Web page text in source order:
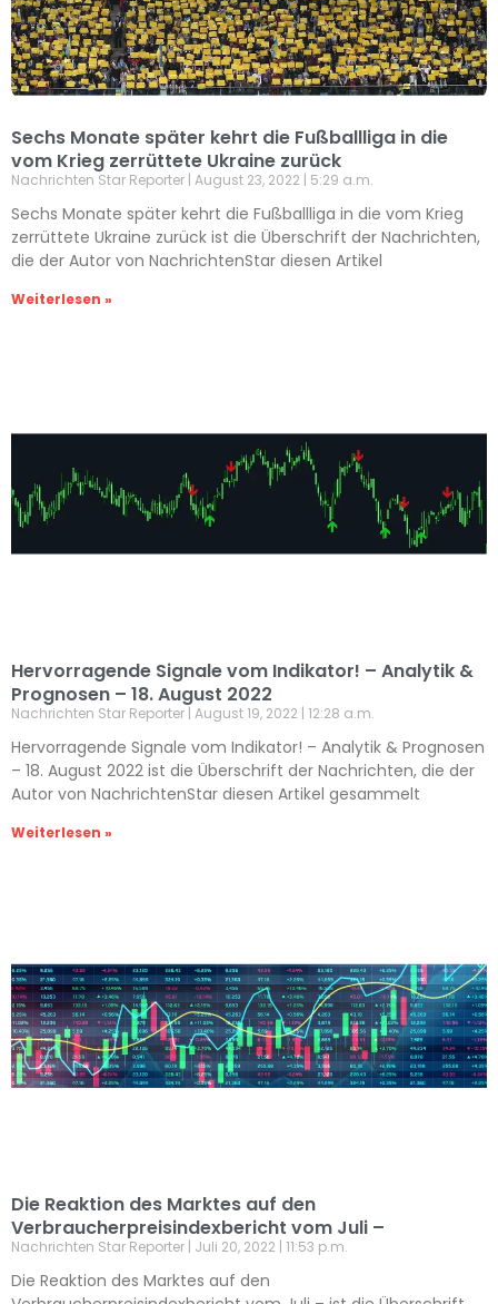
Sechs Monate später kehrt die Fußballliga in die
vom Krieg zerrüttete Ukraine zurück
Nachrichten Star Reporter August 23, 2022 5:29 a.m.
Sechs Monate später kehrt die Fußballliga in die vom Krieg
zerrüttete Ukraine zurück ist die Überschrift der Nachrichten,
die der Autor von NachrichtenStar diesen Artikel
Weiterlesen »
Hervorragende Signale vom Indikator! – Analytik &
Prognosen – 18. August 2022
Nachrichten Star Reporter August 19, 2022 12:28 a.m.
Hervorragende Signale vom Indikator! – Analytik & Prognosen
– 18. August 2022 ist die Überschrift der Nachrichten, die der
Autor von NachrichtenStar diesen Artikel gesammelt
Weiterlesen »
Die Reaktion des Marktes auf den
Verbraucherpreisindexbericht vom Juli –
Nachrichten Star Reporter Juli 20, 2022 11:53 p.m.
Die Reaktion des Marktes auf den